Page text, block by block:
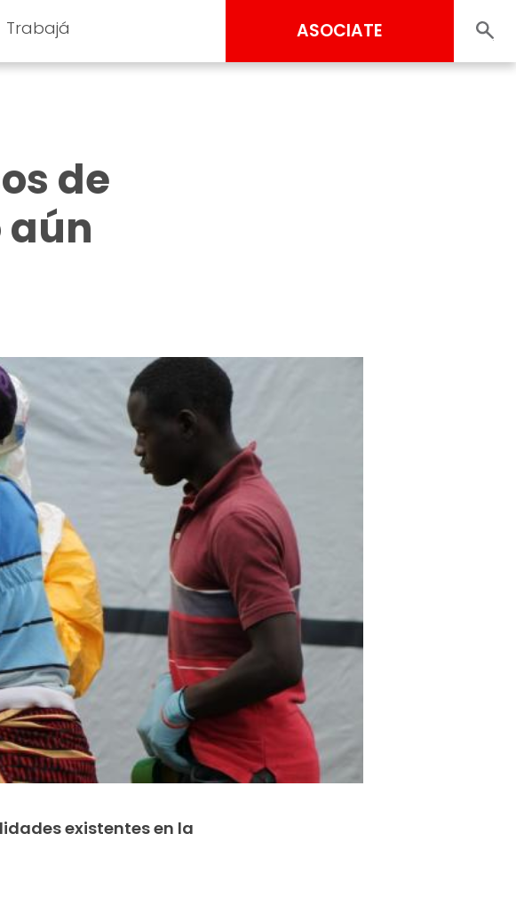
Trabajá ASOCIATE
de
aún
existentes en la